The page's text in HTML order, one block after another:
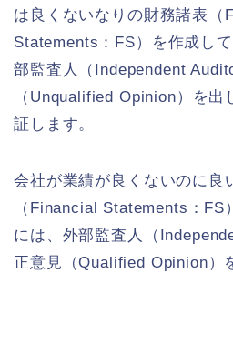
は良くないなりの財務諸表（
Statements：FS）を作成し
部監査人（Independent
（Unqualified Opinion）を出
証します。
会社が業績が良くないのに良
（Financial Statements：FS
には、外部監査人（
正意見（Qualified Opinion）